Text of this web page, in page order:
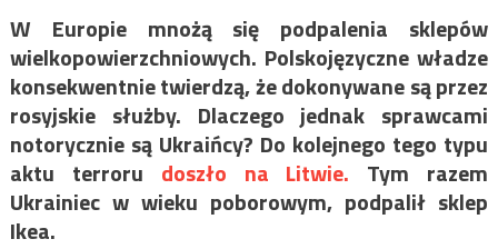
W Europie mnożą się podpalenia sklepów
wielkopowierzchniowych. Polskojęzyczne władze
konsekwentnie twierdzą, że dokonywane są przez
rosyjskie służby. Dlaczego jednak sprawcami
notorycznie są Ukraińcy? Do kolejnego tego typu
aktu terroru doszło na Litwie. Tym razem
Ukrainiec w wieku poborowym, podpalił sklep
Ikea.